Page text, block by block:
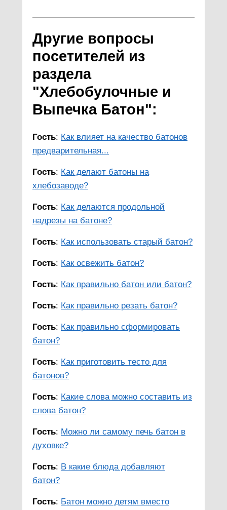
Другие вопросы
посетителей из
раздела
"Хлебобулочные и
Выпечка Батон":
Гость: Как влияет на качество батонов
предварительная...
Гость: Как делают батоны на
хлебозаводе?
Гость: Как делаются продольной
надрезы на батоне?
Гость: Как использовать старый батон?
Гость: Как освежить батон?
Гость: Как правильно батон или батон?
Гость: Как правильно резать батон?
Гость: Как правильно сформировать
батон?
Гость: Как приготовить тесто для
батонов?
Гость: Какие слова можно составить из
слова батон?
Гость: Можно ли самому печь батон в
духовке?
Гость: В какие блюда добавляют
батон?
Гость: Батон можно детям вместо